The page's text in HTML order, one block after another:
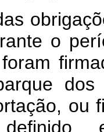
o
ou